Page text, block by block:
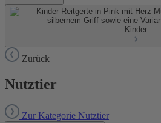
Kinder
Zurück
Nutztier
Zur Kategorie Nutztier